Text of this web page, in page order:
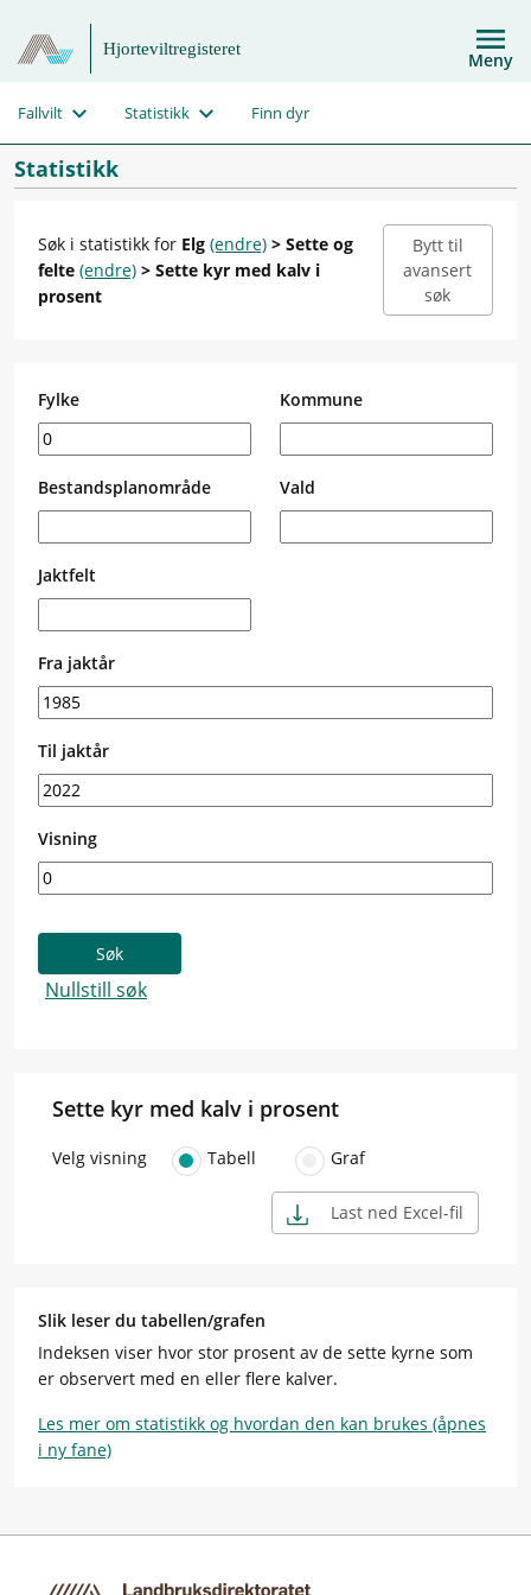
Hjorteviltregisteret Meny
Fallvilt Statistikk Finn dyr
Statistikk
Søk i statistikk for Elg (endre) > Sette og
felte (endre) > Sette kyr med kalv i
prosent
Bytt til
avansert
søk
Fylke Kommune
Bestandsplanområde Vald
Jaktfelt
Fra jaktår
Til jaktår
Visning
Sette kyr med kalv i prosent
Velg visning Tabell Graf
Last ned Excel-fil
Slik leser du tabellen/grafen
Indeksen viser hvor stor prosent av de sette kyrne som
er observert med en eller flere kalver.
Les mer om statistikk og hvordan den kan brukes (åpnes
i ny fane)